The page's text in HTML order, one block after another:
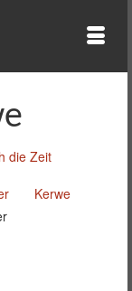
die Zeit
Kerwe